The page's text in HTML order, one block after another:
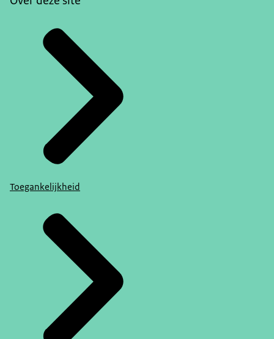
Toegankelijkheid